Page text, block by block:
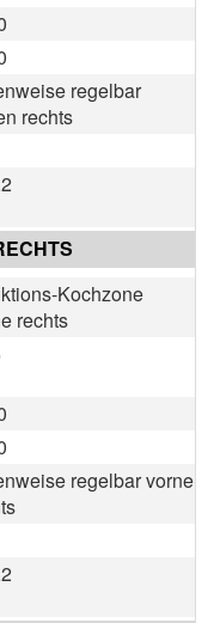
regelbar
rechts
Kochzone
rechts
regelbar vorne